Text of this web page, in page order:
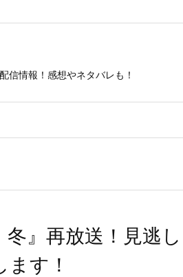
信情報！感想やネタバレも！
』再放送！見逃し
す！